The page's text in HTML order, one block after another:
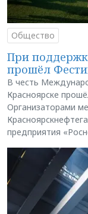
Общество
При
прошёл
В честь
Красноярске
Организаторами
предприятия